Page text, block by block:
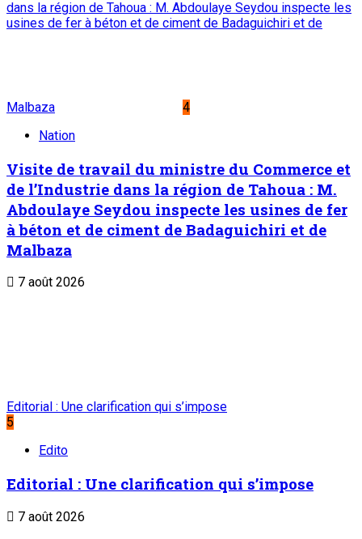
dans la région de Tahoua : M. Abdoulaye Seydou inspecte les
usines de fer à béton et de ciment de Badaguichiri et de
Malbaza
4
Nation
Visite de travail du ministre du Commerce et
de l’Industrie dans la région de Tahoua : M.
Abdoulaye Seydou inspecte les usines de fer
à béton et de ciment de Badaguichiri et de
Malbaza
7 août 2026
Editorial : Une clarification qui s’impose
5
Edito
Editorial : Une clarification qui s’impose
7 août 2026